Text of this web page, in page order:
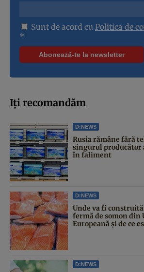
Sunt de acord cu Politica de
*
Iți recomandăm
D:NEWS
Rusia rămâne fără
singurul producător
în faliment
D:NEWS
Unde va fi
fermă de somon din
Europeană și de ce
D:NEWS